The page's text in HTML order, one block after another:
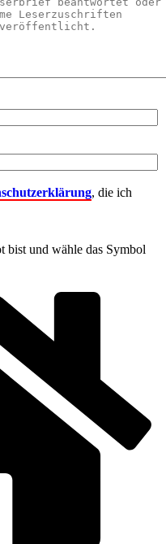
, die ich
bist und wähle das Symbol